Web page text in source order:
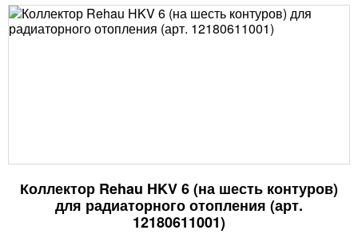
Коллектор Rehau HKV 6 (на шесть контуров)
для радиаторного отопления (арт.
12180611001)